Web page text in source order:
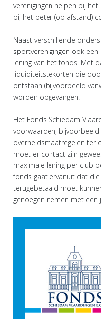
verenigingen helpen bij
bij het beter (op afstand)
Naast verschillende
sportverenigingen ook
lening van het fonds. Met
liquiditeitstekorten die
ontstaan (bijvoorbeeld
worden opgevangen.
Het Fonds Schiedam
voorwaarden,
overheidsmaatregelen ter
moet er contact zijn
maximale lening per club
fonds gaat ervanuit dat
terugebetaald moet
genoegen nemen met